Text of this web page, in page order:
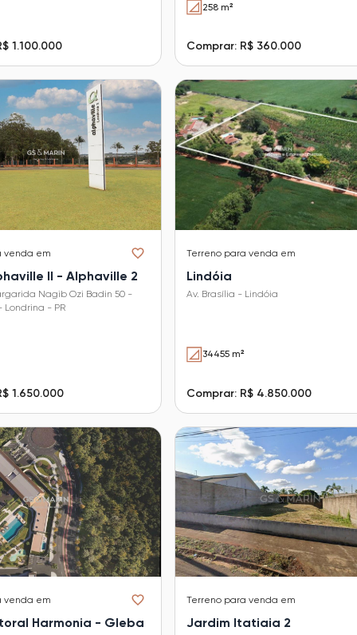
1.100.000
258 m²
Comprar: R$ 360.000
venda em
II - Alphaville 2
Nagib Ozi Badin 50 -
- PR
1.650.000
Terreno para venda em
Lindóia
Av. Brasília - Lindóia
34455 m²
Comprar: R$ 4.850.000
venda em
Harmonia - Gleba
Terreno para venda em
Jardim Itatiaia 2